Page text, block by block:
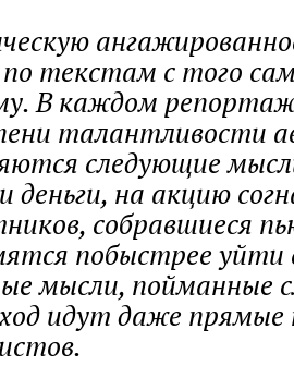
по текстам с того
В каждом
талантливости
следующие
деньги, на акцию
собравшиеся
побыстрее уйти
мысли, пойманные
идут даже прямые